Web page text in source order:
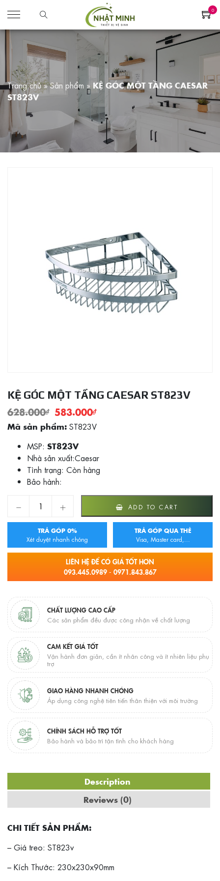
0
Trang chủ»Sản phẩm » KỆ GÓC MỘT TẦNG CAESAR
ST823V
KỆ GÓC MỘT TẦNG CAESAR ST823V
628.000₫ 583.000₫
Mã sản phẩm: ST823V
MSP: ST823V
Nhà sản xuất:Caesar
Tình trạng: Còn hàng
Bảo hành:
KỆ GÓC MỘT TẦNG CAESAR ST823V quantity
ADD TO CART
TRẢ GÓP 0%
Xét duyệt nhanh chóng
TRẢ GÓP QUA THẺ
Visa, Master card,...
LIÊN HỆ ĐỂ CÓ GIÁ TỐT HƠN
093.445.0989 - 0971.843.867
CHẤT LƯỢNG CAO CẤP
Các sản phẩm đều được công nhận về chất lượng
CAM KẾT GIÁ TỐT
Vận hành đơn giản, cần ít nhân công và ít nhiên liệu phụ
trợ
GIAO HÀNG NHANH CHÓNG
Áp dụng công nghệ tiên tiến thân thiện với môi trường
CHÍNH SÁCH HỖ TRỢ TỐT
Bảo hành và bảo trì tận tình cho khách hàng
Description
Reviews (0)
CHI TIẾT SẢN PHẨM:
– Giá treo: ST823v
– Kích Thước: 230x230x90mm